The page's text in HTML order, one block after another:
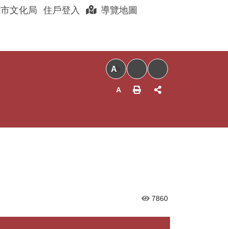
文化局 住戶登入 導覽地圖
小
7860